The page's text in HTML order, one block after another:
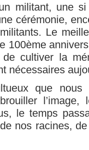
militant, une
cérémonie,
Le
100ème
cultiver la
nécessaires
que
l’image,
le temps
nos racines,